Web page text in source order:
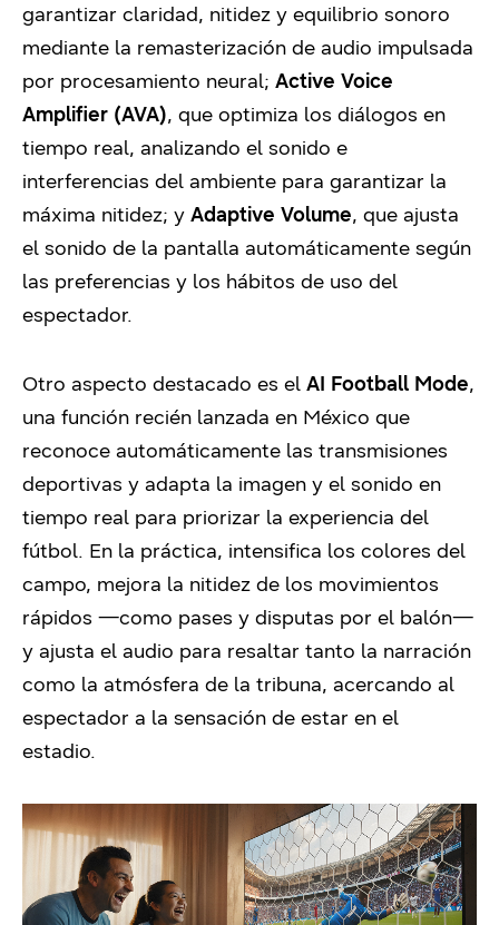
garantizar claridad, nitidez y equilibrio sonoro
mediante la remasterización de audio impulsada
por procesamiento neural; Active Voice
Amplifier (AVA), que optimiza los diálogos en
tiempo real, analizando el sonido e
interferencias del ambiente para garantizar la
máxima nitidez; y Adaptive Volume, que ajusta
el sonido de la pantalla automáticamente según
las preferencias y los hábitos de uso del
espectador.
Otro aspecto destacado es el AI Football Mode,
una función recién lanzada en México que
reconoce automáticamente las transmisiones
deportivas y adapta la imagen y el sonido en
tiempo real para priorizar la experiencia del
fútbol. En la práctica, intensifica los colores del
campo, mejora la nitidez de los movimientos
rápidos —como pases y disputas por el balón—
y ajusta el audio para resaltar tanto la narración
como la atmósfera de la tribuna, acercando al
espectador a la sensación de estar en el
estadio.